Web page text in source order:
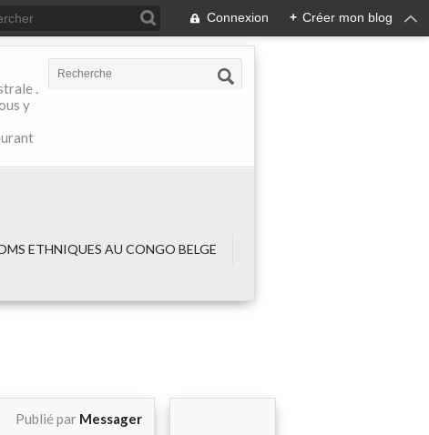
Connexion + Créer mon blog
.
y
ETHNIQUES AU CONGO BELGE
Publié par Messager